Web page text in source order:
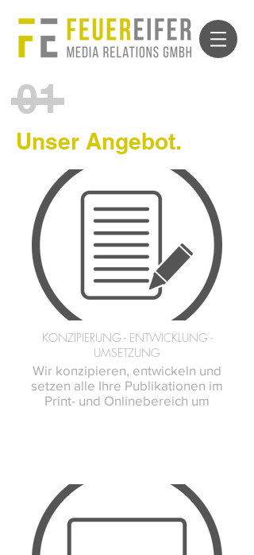
Unser Angebot.
KONZIPIERUNG - ENTWICKLUNG -
UMSETZUNG
Wir konzipieren, entwickeln und
setzen alle Ihre Publikationen im
Print- und Onlinebereich um
01